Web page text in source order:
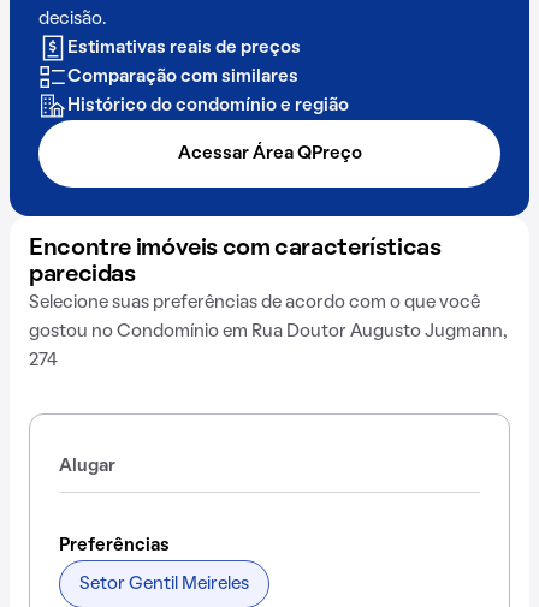
decisão.
Estimativas reais de preços
Comparação com similares
Histórico do condomínio e região
Acessar Área QPreço
Encontre imóveis com características
parecidas
Selecione suas preferências de acordo com o que você
gostou no Condomínio em Rua Doutor Augusto Jugmann,
274
Alugar
Preferências
Setor Gentil Meireles